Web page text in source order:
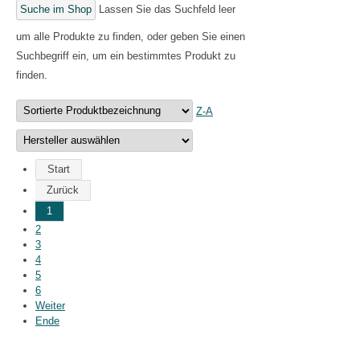
Lassen Sie das Suchfeld leer
um alle Produkte zu finden, oder geben Sie einen
Suchbegriff ein, um ein bestimmtes Produkt zu
finden.
Z-A
Start
Zurück
1
2
3
4
5
6
Weiter
Ende